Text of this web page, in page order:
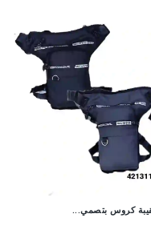
كروس بتصمي...